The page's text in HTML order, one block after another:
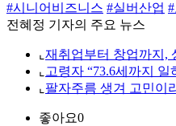
#시니어비즈니스 #실버산업
전혜정 기자의 주요 뉴스
⌞ 재취업부터 창업까지,
⌞ 고령자 “73.6세까지 일
⌞ 팔자주름 생겨 고민이
좋아요0